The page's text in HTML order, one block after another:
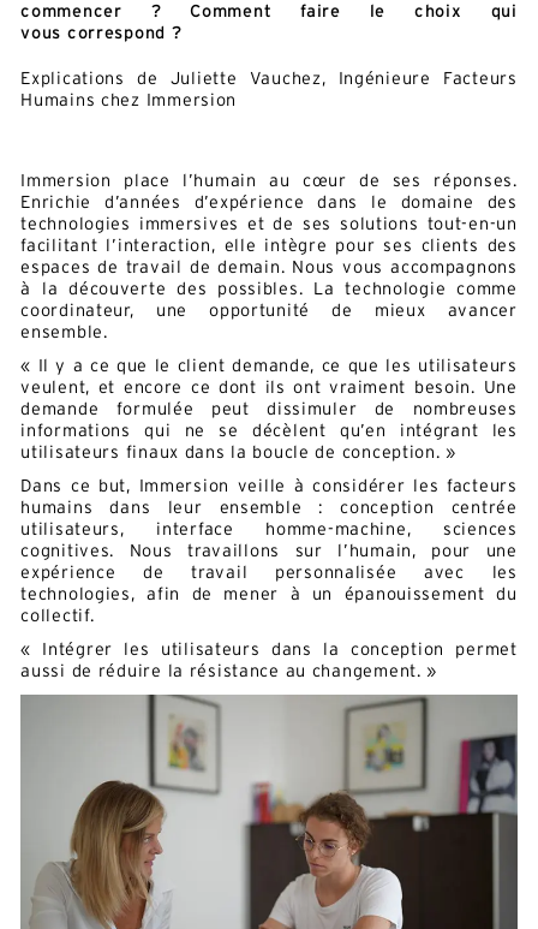
commencer ? Comment faire le choix qui
vous correspond ?
Explications de Juliette Vauchez, Ingénieure Facteurs
Humains chez Immersion
Immersion place l’humain au cœur de ses réponses.
Enrichie d’années d’expérience dans le domaine des
technologies immersives et de ses solutions tout-en-un
facilitant l’interaction, elle intègre pour ses clients des
espaces de travail de demain. Nous vous accompagnons
à la découverte des possibles. La technologie comme
coordinateur, une opportunité de mieux avancer
ensemble.
« Il y a ce que le client demande, ce que les utilisateurs
veulent, et encore ce dont ils ont vraiment besoin. Une
demande formulée peut dissimuler de nombreuses
informations qui ne se décèlent qu’en intégrant les
utilisateurs finaux dans la boucle de conception. »
Dans ce but, Immersion veille à considérer les facteurs
humains dans leur ensemble : conception centrée
utilisateurs, interface homme-machine, sciences
cognitives. Nous travaillons sur l’humain, pour une
expérience de travail personnalisée avec les
technologies, afin de mener à un épanouissement du
collectif.
« Intégrer les utilisateurs dans la conception permet
aussi de réduire la résistance au changement. »